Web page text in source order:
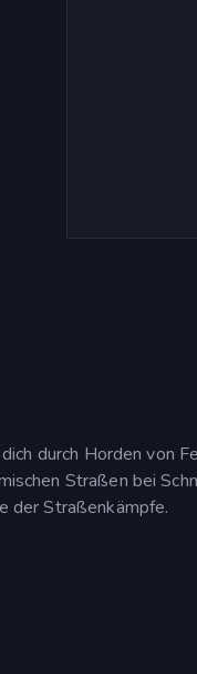
durch Horden von
Straßen bei
der Straßenkämpfe.